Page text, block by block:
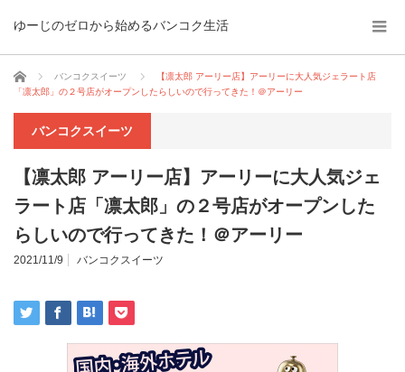
ゆーじのゼロから始めるバンコク生活
ホーム バンコクスイーツ
【凛太郎 アーリー店】アーリーに大人気ジェラート店
「凛太郎」の２号店がオープンしたらしいので行ってきた！＠アーリー
バンコクスイーツ
【凛太郎 アーリー店】アーリーに大人気ジェ
ラート店「凛太郎」の２号店がオープンした
らしいので行ってきた！＠アーリー
2021/11/9 バンコクスイーツ